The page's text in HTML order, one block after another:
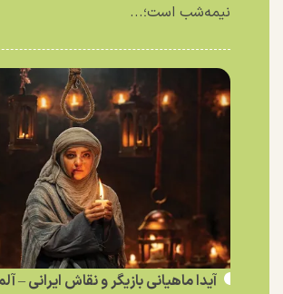
نیمه‌شب است؛...
آیدا ماهیانی بازیگر و نقاش ایرانی –